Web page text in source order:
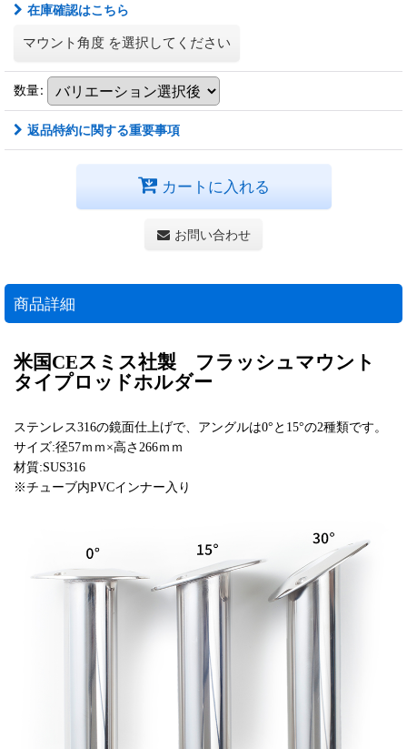
在庫確認はこちら
マウント角度 を選択してください
数量:
返品特約に関する重要事項
カートに入れる
お問い合わせ
商品詳細
米国CEスミス社製 フラッシュマウント
タイプロッドホルダー
ステンレス316の鏡面仕上げで、アングルは0°と15°の2種類です。
サイズ:径57ｍｍ×高さ266ｍｍ
材質:SUS316
※チューブ内PVCインナー入り